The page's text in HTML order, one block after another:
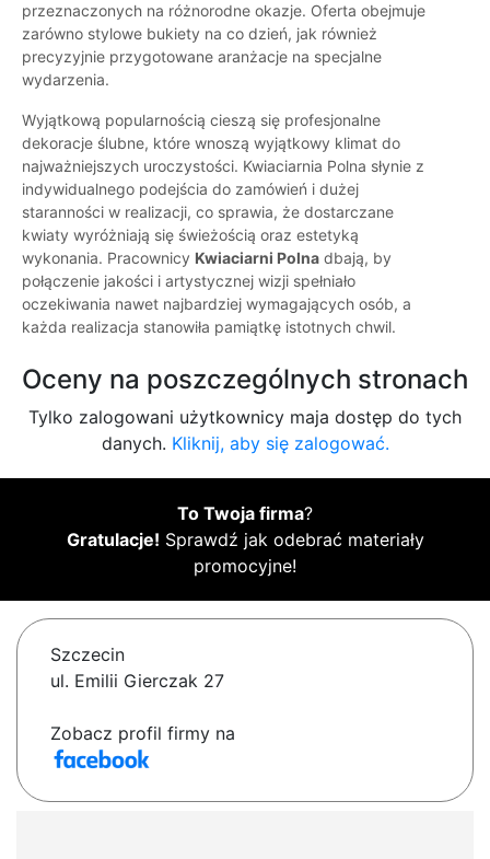
przeznaczonych na różnorodne okazje. Oferta obejmuje
zarówno stylowe bukiety na co dzień, jak również
precyzyjnie przygotowane aranżacje na specjalne
wydarzenia.
Wyjątkową popularnością cieszą się profesjonalne
dekoracje ślubne, które wnoszą wyjątkowy klimat do
najważniejszych uroczystości. Kwiaciarnia Polna słynie z
indywidualnego podejścia do zamówień i dużej
staranności w realizacji, co sprawia, że dostarczane
kwiaty wyróżniają się świeżością oraz estetyką
wykonania. Pracownicy Kwiaciarni Polna dbają, by
połączenie jakości i artystycznej wizji spełniało
oczekiwania nawet najbardziej wymagających osób, a
każda realizacja stanowiła pamiątkę istotnych chwil.
Oceny na poszczególnych stronach
Tylko zalogowani użytkownicy maja dostęp do tych
danych. Kliknij, aby się zalogować.
To Twoja firma?
Gratulacje! Sprawdź jak odebrać materiały
promocyjne!
Szczecin
ul. Emilii Gierczak 27
Zobacz profil firmy na